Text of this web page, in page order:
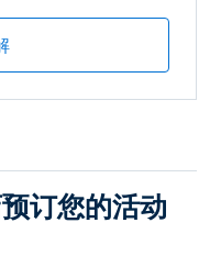
订您的活动